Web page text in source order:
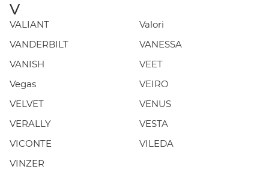
V
VALIANT
Valori
VANDERBILT
VANESSA
VANISH
VEET
Vegas
VEIRO
VELVET
VENUS
VERALLY
VESTA
VICONTE
VILEDA
VINZER